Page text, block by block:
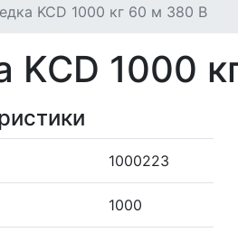
KCD 1000 кг 60 м 380 В
KCD 1000
1000223
1000